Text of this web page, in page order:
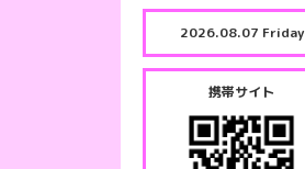
2026.08.07 Friday
携帯サイト